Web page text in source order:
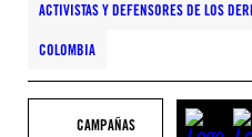
ACTIVISTAS Y DEFENSORES DE LOS
COLOMBIA
CAMPAÑAS